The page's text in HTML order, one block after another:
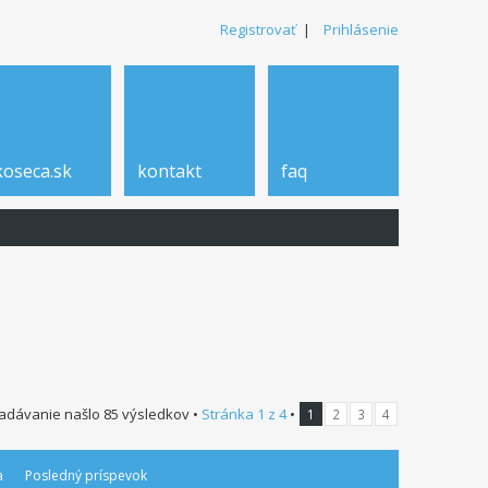
Registrovať| Prihlásenie
kontakt faq
našlo 85 výsledkov • Stránka 1 z 4• 1 2 3 4
Posledný príspevok